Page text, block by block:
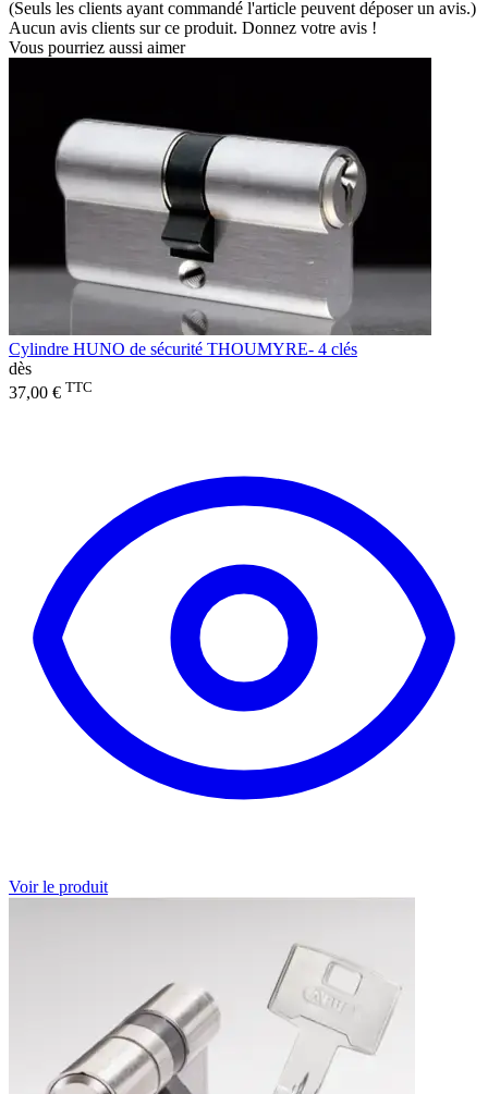
(Seuls les clients ayant commandé l'article peuvent déposer un avis.)
Aucun avis clients sur ce produit. Donnez votre avis !
Vous pourriez aussi aimer
Cylindre HUNO de sécurité THOUMYRE- 4 clés
dès
37,00 € TTC
Voir le produit